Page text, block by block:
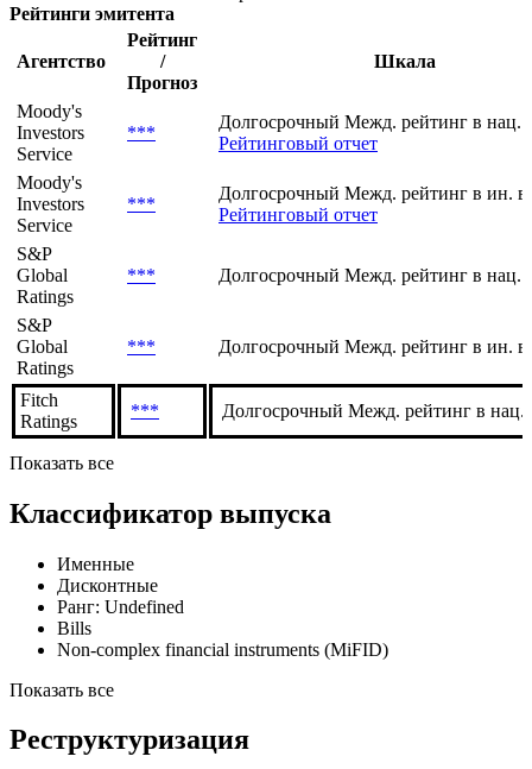
Рейтинги эмитента
Агентство
Рейтинг
/
Прогноз
Шкала
Moody's
Investors
Service
***
Долгосрочный Межд. рейтинг в нац.
Рейтинговый отчет
Moody's
Investors
Service
***
Долгосрочный Межд. рейтинг в ин.
Рейтинговый отчет
S&P
Global
Ratings
*** Долгосрочный Межд. рейтинг в нац.
S&P
Global
Ratings
*** Долгосрочный Межд. рейтинг в ин.
Fitch
Ratings
*** Долгосрочный Межд. рейтинг в нац.
Показать все
Классификатор выпуска
Именные
Дисконтные
Ранг: Undefined
Bills
Non-complex financial instruments (MiFID)
Показать все
Реструктуризация